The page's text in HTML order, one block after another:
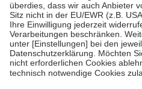
stärken und die besondere
fallenkeine Zuzahlungen an bei:
• Kindern und Jugendlichen bis
mit Ausnahme der Fahrkosten
• Untersuchungen zur Vorsorge
GKV getragen werden
• empfohlenen Schutzimpfungen